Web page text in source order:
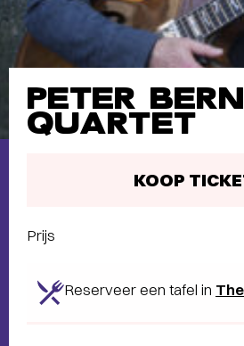
PETER
QUARTET
KOOP
Prijs
Reserveer een tafel in